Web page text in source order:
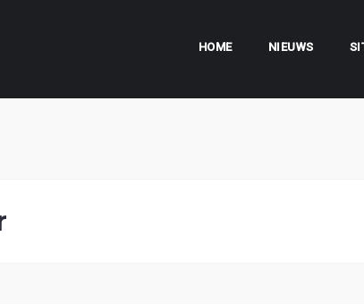
HOME NIEUWS